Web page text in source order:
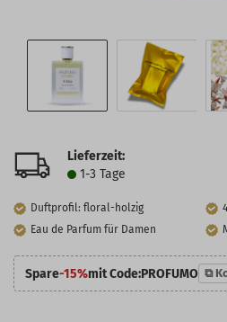
Lieferzeit:
1-3 Tage
Duftprofil: floral-holzig
Eau de Parfum für Damen
Spare-15%mit Code:PROFUMO ⧉